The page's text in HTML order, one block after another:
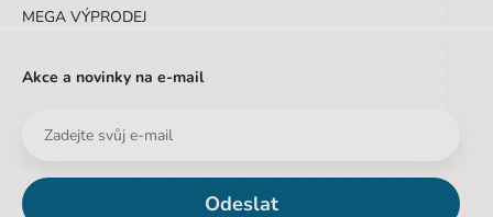
MEGA VÝPRODEJ
Akce a novinky na e-mail
Odeslat